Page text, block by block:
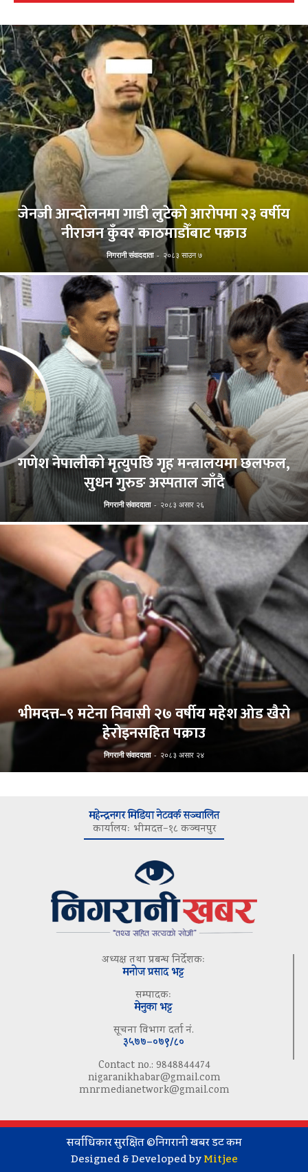
जेनजी आन्दोलनमा गाडी लुटेको आरोपमा २३ वर्षीय
नीराजन कुँवर काठमाडौँबाट पक्राउ
निगरानी संवाददाता - २०८३ साउन ७
गणेश नेपालीको मृत्युपछि गृह मन्त्रालयमा छलफल,
सुधन गुरुङ अस्पताल जाँदै
निगरानी संवाददाता - २०८३ असार २६
भीमदत्त–९ मटेना निवासी २७ वर्षीय महेश ओड खैरो
हेरोइनसहित पक्राउ
निगरानी संवाददाता - २०८३ असार २४
महेन्द्रनगर मिडिया नेटवर्क सञ्चालित
कार्यालयः भीमदत्त–१८ कञ्चनपुर
अध्यक्ष तथा प्रबन्ध निर्देशकः
मनोज प्रसाद भट्ट
सम्पादकः
मेनुका भट्ट
सूचना विभाग दर्ता नं.
३५७७–०७९/८०
Contact no.: 9848844474
nigaranikhabar@gmail.com
mnrmedianetwork@gmail.com
सर्वाधिकार सुरक्षित ©निगरानी खबर डट कम
Designed & Developed byMitjee